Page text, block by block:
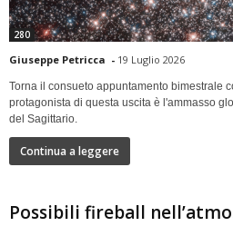
280
Giuseppe Petricca - 19 Luglio 2026
Torna il consueto appuntamento bimestrale
protagonista di questa uscita è l'ammasso
del Sagittario.
Continua a leggere
Possibili fireball